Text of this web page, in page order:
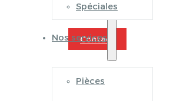
Spéciales
Nos services
Pièces
Contact